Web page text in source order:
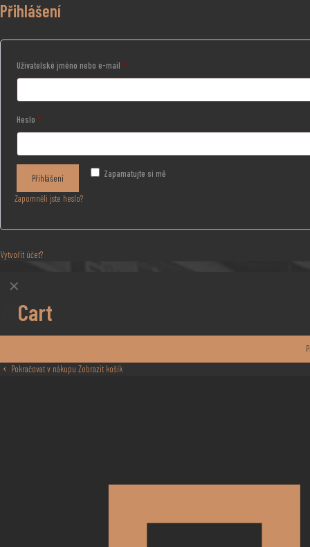
Přihlášení
Uživatelské jméno nebo e-mail *
Heslo *
Zapamatujte si mě
Přihlášení
Zapomněli jste heslo?
Vytvořit účet?
✕
Cart
Pokračovat v nákupu Zobrazit košík